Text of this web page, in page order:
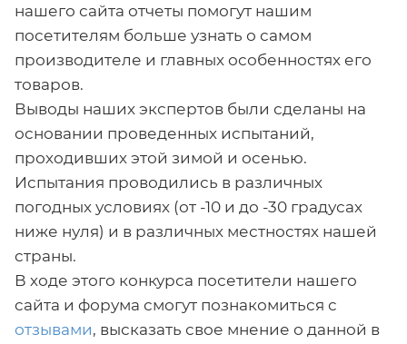
нашего сайта отчеты помогут нашим
посетителям больше узнать о самом
производителе и главных особенностях его
товаров.
Выводы наших экспертов были сделаны на
основании проведенных испытаний,
проходивших этой зимой и осенью.
Испытания проводились в различных
погодных условиях (от -10 и до -30 градусах
ниже нуля) и в различных местностях нашей
страны.
В ходе этого конкурса посетители нашего
сайта и форума смогут познакомиться с
отзывами, высказать свое мнение о данной в